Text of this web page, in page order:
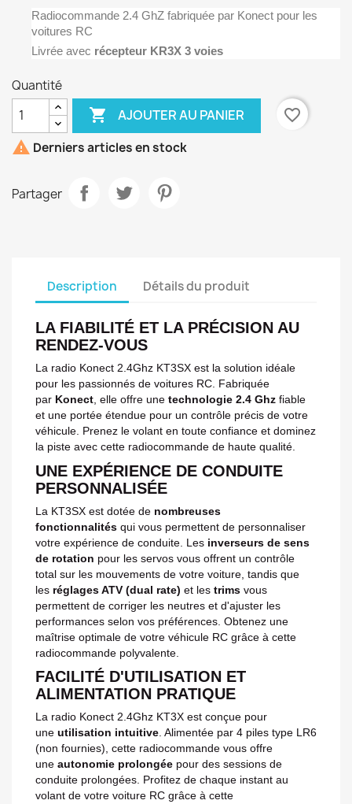
Radiocommande 2.4 GhZ fabriquée par Konect pour les
voitures RC
Livrée avec récepteur KR3X 3 voies
Quantité
 AJOUTER AU PANIER
favorite_border
 Derniers articles en stock
Partager
Description Détails du produit
LA FIABILITÉ ET LA PRÉCISION AU
RENDEZ-VOUS
La radio Konect 2.4Ghz KT3SX est la solution idéale
pour les passionnés de voitures RC. Fabriquée
par Konect , elle offre une technologie 2.4 Ghz fiable
et une portée étendue pour un contrôle précis de votre
véhicule. Prenez le volant en toute confiance et dominez
la piste avec cette radiocommande de haute qualité.
UNE EXPÉRIENCE DE CONDUITE
PERSONNALISÉE
La KT3SX est dotée de nombreuses
fonctionnalités qui vous permettent de personnaliser
votre expérience de conduite. Les inverseurs de sens
de rotation pour les servos vous offrent un contrôle
total sur les mouvements de votre voiture, tandis que
les réglages ATV (dual rate) et les trims vous
permettent de corriger les neutres et d'ajuster les
performances selon vos préférences. Obtenez une
maîtrise optimale de votre véhicule RC grâce à cette
radiocommande polyvalente.
FACILITÉ D'UTILISATION ET
ALIMENTATION PRATIQUE
La radio Konect 2.4Ghz KT3X est conçue pour
une utilisation intuitive. Alimentée par 4 piles type LR6
(non fournies), cette radiocommande vous offre
une autonomie prolongée pour des sessions de
conduite prolongées. Profitez de chaque instant au
volant de votre voiture RC grâce à cette